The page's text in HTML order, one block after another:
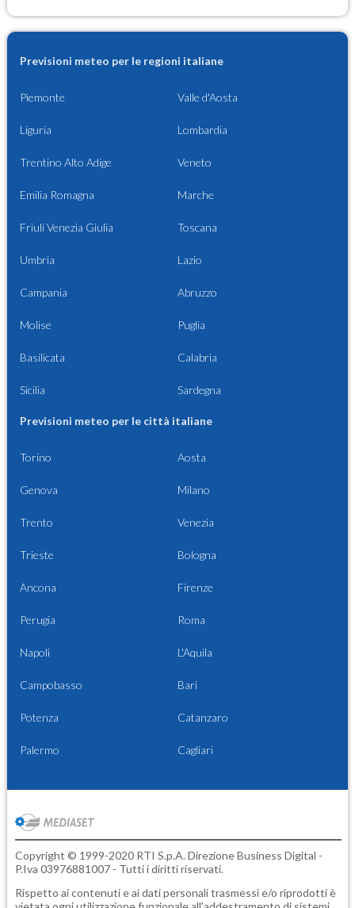
Previsioni meteo per le regioni italiane
Piemonte Valle d'Aosta
Liguria Lombardia
Trentino Alto Adige Veneto
Emilia Romagna Marche
Friuli Venezia Giulia Toscana
Umbria Lazio
Campania Abruzzo
Molise Puglia
Basilicata Calabria
Sicilia Sardegna
Previsioni meteo per le città italiane
Torino Aosta
Genova Milano
Trento Venezia
Trieste Bologna
Ancona Firenze
Perugia Roma
Napoli L'Aquila
Campobasso Bari
Potenza Catanzaro
Palermo Cagliari
Copyright © 1999-2020 RTI S.p.A. Direzione Business Digital -
P.Iva 03976881007 - Tutti i diritti riservati.
Rispetto ai contenuti e ai dati personali trasmessi e/o riprodotti è